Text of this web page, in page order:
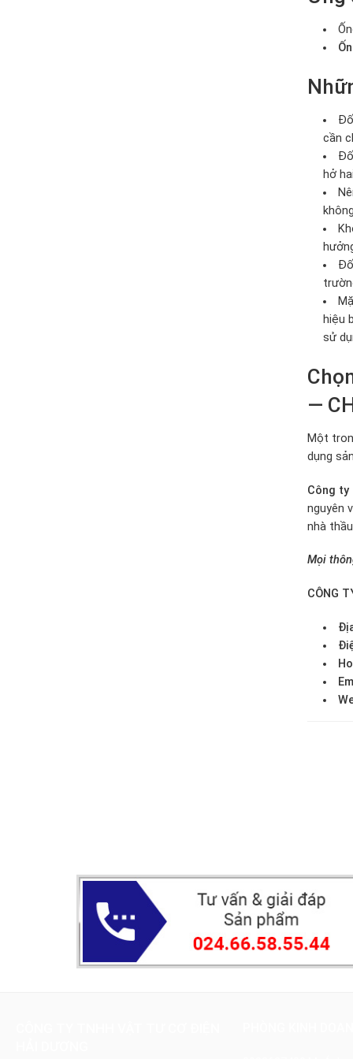
cần
hở
hiệu
sử
—
Một
dụng
Công ty
nguyên
nhà
Mọi
CÔNG